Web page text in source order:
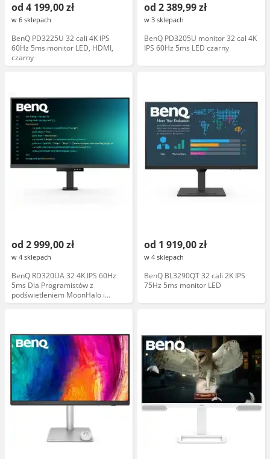
od 4 199,00 zł
w 6 sklepach
BenQ PD3225U 32 cali 4K IPS
60Hz 5ms monitor LED, HDMI,
czarny
od 2 389,99 zł
w 3 sklepach
BenQ PD3205U monitor 32 cal 4K
IPS 60Hz 5ms LED czarny
od 2 999,00 zł
w 4 sklepach
BenQ RD320UA 32 4K IPS 60Hz
5ms Dla Programistów z
podświetleniem MoonHalo i
elastycznym ramieniem Monitor
od 1 919,00 zł
w 4 sklepach
BenQ BL3290QT 32 cali 2K IPS
75Hz 5ms monitor LED